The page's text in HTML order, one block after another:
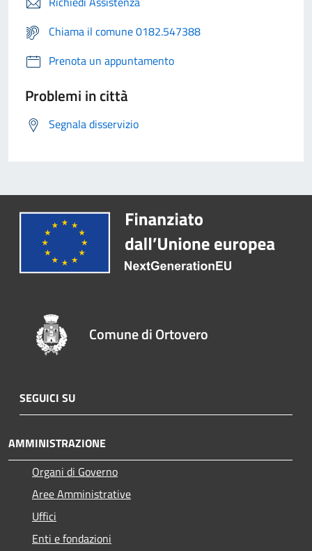
Chiama il comune 0182.547388
Prenota un appuntamento
Problemi in città
Segnala disservizio
Comune di Ortovero
SEGUICI SU
AMMINISTRAZIONE
Organi di Governo
Aree Amministrative
Uffici
Enti e fondazioni